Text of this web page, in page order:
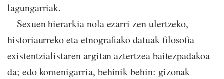
lagungarriak.
Sexuen hierarkia nola ezarri zen ulertzeko,
historiaurreko eta etnografiako datuak filosofia
existentzialistaren argitan aztertzea baitezpadakoa
da; edo komenigarria, behinik behin: gizonak